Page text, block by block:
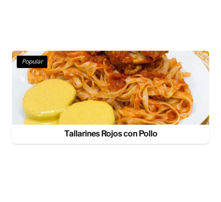
Popular
Tallarines Rojos con Pollo